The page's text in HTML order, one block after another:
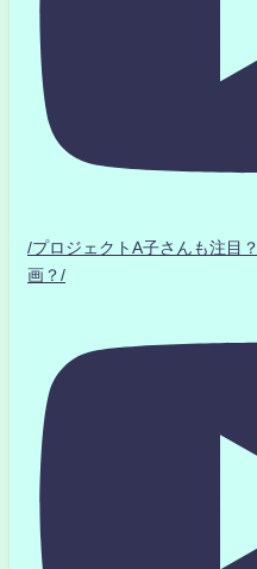
/プロジェクトA子さんも注
画？/